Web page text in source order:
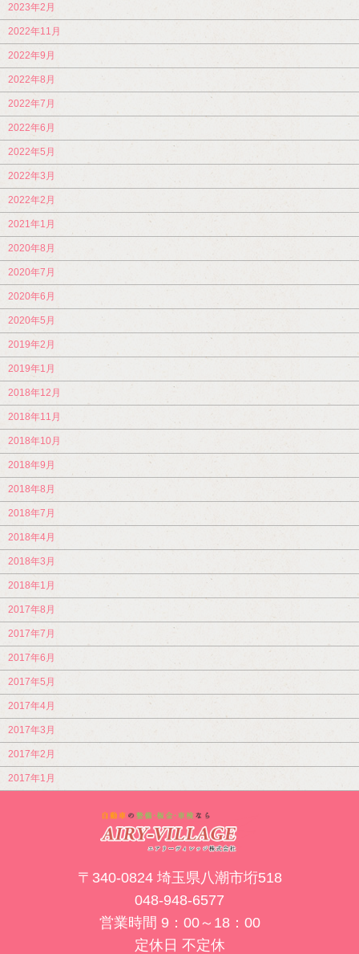
2023年2月
2022年11月
2022年9月
2022年8月
2022年7月
2022年6月
2022年5月
2022年3月
2022年2月
2021年1月
2020年8月
2020年7月
2020年6月
2020年5月
2019年2月
2019年1月
2018年12月
2018年11月
2018年10月
2018年9月
2018年8月
2018年7月
2018年4月
2018年3月
2018年1月
2017年8月
2017年7月
2017年6月
2017年5月
2017年4月
2017年3月
2017年2月
2017年1月
〒340-0824 埼玉県八潮市垳518
048-948-6577
営業時間 9：00～18：00
定休日 不定休